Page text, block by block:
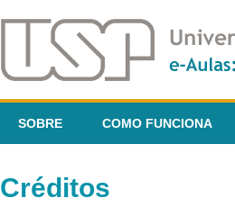
SOBRE COMO FUNCIONA
Créditos